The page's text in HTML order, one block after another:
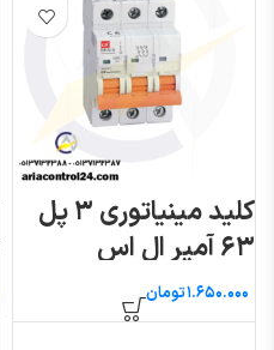
کلید مینیاتوری ۳ پل
۶۳ آمپر ال اس
تومان